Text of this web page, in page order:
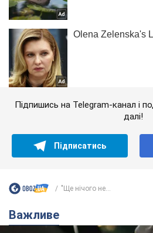
Підпишись на Telegram-канал і
далі!
Підписатись
"Ще нічого не...
Важливе